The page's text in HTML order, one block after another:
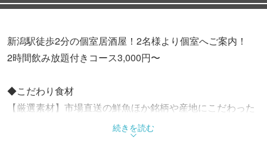
新潟駅徒歩2分の個室居酒屋！2名様より個室へご案内！
2時間飲み放題付きコース3,000円〜
◆こだわり食材
【厳選素材】市場直送の鮮魚ほか銘柄や産地にこだわった
当店自慢の逸品の数々を是非ご賞味ください
続きを読む